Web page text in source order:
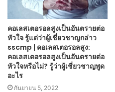
คอเลสเตอรอลสูงเป็นอันตรายต่อ
หัวใจ รู้แต่ว่าผู้เชี่ยวชาญกล่าว
sscmp | คอเลสเตอรอลสูง:
คอเลสเตอรอลสูงเป็นอันตรายต่อ
หัวใจหรือไม่? รู้ว่าผู้เชี่ยวชาญพูด
อะไร
กันยายน 5, 2022